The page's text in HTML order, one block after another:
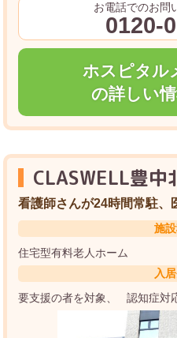
お電話でのお問
0120-
ホスピタル
の詳しい
CLASWELL豊中
看護師さんが24時間常駐、
施
住宅型有料老人ホーム
入
要支援の者を対象
認知症対